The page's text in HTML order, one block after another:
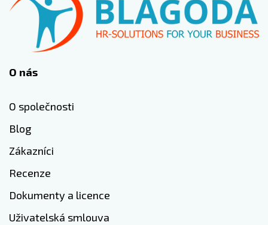
O nás
O společnosti
Blog
Zákazníci
Recenze
Dokumenty a licence
Uživatelská smlouva